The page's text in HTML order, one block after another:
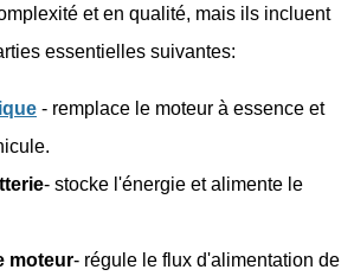
et en qualité, mais ils incluent
essentielles suivantes:
- remplace le moteur à essence et
- stocke l'énergie et alimente le
moteur- régule le flux d'alimentation de